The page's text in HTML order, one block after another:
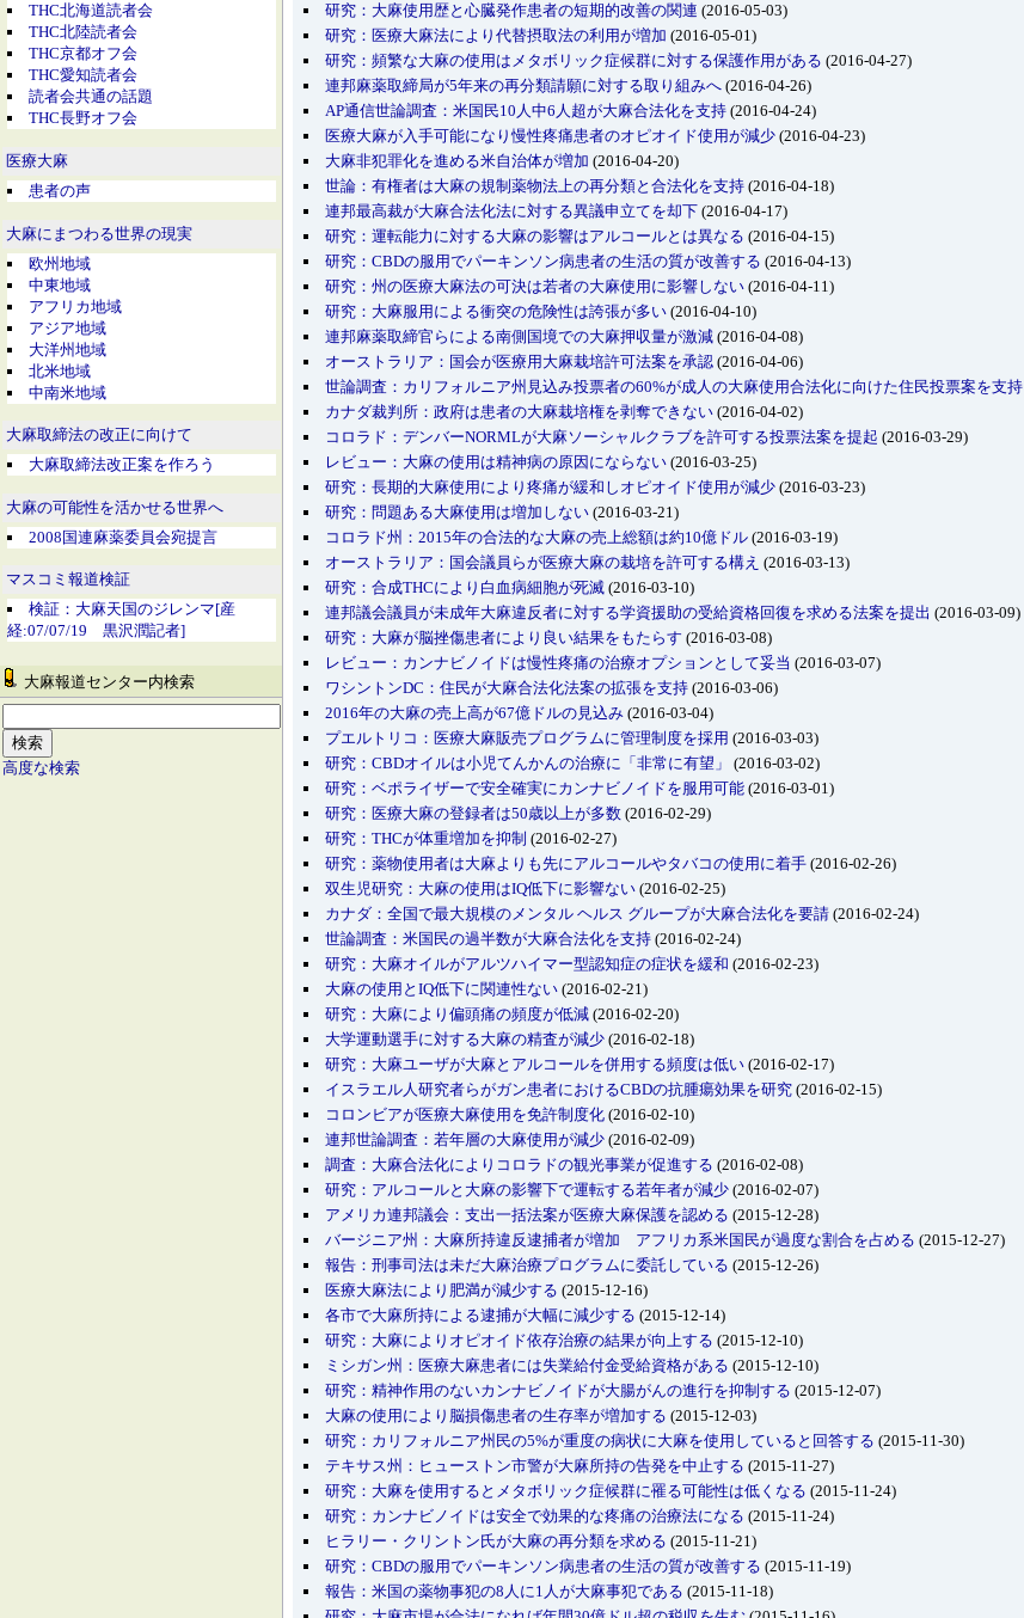
THC北海道読者会
THC北陸読者会
THC京都オフ会
THC愛知読者会
読者会共通の話題
THC長野オフ会
医療大麻
患者の声
大麻にまつわる世界の現実
欧州地域
中東地域
アフリカ地域
アジア地域
大洋州地域
北米地域
中南米地域
大麻取締法の改正に向けて
大麻取締法改正案を作ろう
大麻の可能性を活かせる世界へ
2008国連麻薬委員会宛提言
マスコミ報道検証
検証：大麻天国のジレンマ[産
経:07/07/19 黒沢潤記者]
大麻報道センター内検索
高度な検索
研究：大麻使用歴と心臓発作患者の短期的改善の関連 (2016-05-03)
研究：医療大麻法により代替摂取法の利用が増加 (2016-05-01)
研究：頻繁な大麻の使用はメタボリック症候群に対する保護作用がある (2016-04-27)
連邦麻薬取締局が5年来の再分類請願に対する取り組みへ (2016-04-26)
AP通信世論調査：米国民10人中6人超が大麻合法化を支持 (2016-04-24)
医療大麻が入手可能になり慢性疼痛患者のオピオイド使用が減少 (2016-04-23)
大麻非犯罪化を進める米自治体が増加 (2016-04-20)
世論：有権者は大麻の規制薬物法上の再分類と合法化を支持 (2016-04-18)
連邦最高裁が大麻合法化法に対する異議申立てを却下 (2016-04-17)
研究：運転能力に対する大麻の影響はアルコールとは異なる (2016-04-15)
研究：CBDの服用でパーキンソン病患者の生活の質が改善する (2016-04-13)
研究：州の医療大麻法の可決は若者の大麻使用に影響しない (2016-04-11)
研究：大麻服用による衝突の危険性は誇張が多い (2016-04-10)
連邦麻薬取締官らによる南側国境での大麻押収量が激減 (2016-04-08)
オーストラリア：国会が医療用大麻栽培許可法案を承認 (2016-04-06)
世論調査：カリフォルニア州見込み投票者の60%が成人の大麻使用合法化に向けた住民投票案を支持
カナダ裁判所：政府は患者の大麻栽培権を剥奪できない (2016-04-02)
コロラド：デンバーNORMLが大麻ソーシャルクラブを許可する投票法案を提起 (2016-03-29)
レビュー：大麻の使用は精神病の原因にならない (2016-03-25)
研究：長期的大麻使用により疼痛が緩和しオピオイド使用が減少 (2016-03-23)
研究：問題ある大麻使用は増加しない (2016-03-21)
コロラド州：2015年の合法的な大麻の売上総額は約10億ドル (2016-03-19)
オーストラリア：国会議員らが医療大麻の栽培を許可する構え (2016-03-13)
研究：合成THCにより白血病細胞が死滅 (2016-03-10)
連邦議会議員が未成年大麻違反者に対する学資援助の受給資格回復を求める法案を提出 (2016-03-09)
研究：大麻が脳挫傷患者により良い結果をもたらす (2016-03-08)
レビュー：カンナビノイドは慢性疼痛の治療オプションとして妥当 (2016-03-07)
ワシントンDC：住民が大麻合法化法案の拡張を支持 (2016-03-06)
2016年の大麻の売上高が67億ドルの見込み (2016-03-04)
プエルトリコ：医療大麻販売プログラムに管理制度を採用 (2016-03-03)
研究：CBDオイルは小児てんかんの治療に「非常に有望」
(2016-03-02)
研究：ベポライザーで安全確実にカンナビノイドを服用可能 (2016-03-01)
研究：医療大麻の登録者は50歳以上が多数 (2016-02-29)
研究：THCが体重増加を抑制 (2016-02-27)
研究：薬物使用者は大麻よりも先にアルコールやタバコの使用に着手 (2016-02-26)
双生児研究：大麻の使用はIQ低下に影響ない (2016-02-25)
カナダ：全国で最大規模のメンタル ヘルス グループが大麻合法化を要請 (2016-02-24)
世論調査：米国民の過半数が大麻合法化を支持 (2016-02-24)
研究：大麻オイルがアルツハイマー型認知症の症状を緩和 (2016-02-23)
大麻の使用とIQ低下に関連性ない (2016-02-21)
研究：大麻により偏頭痛の頻度が低減 (2016-02-20)
大学運動選手に対する大麻の精査が減少 (2016-02-18)
研究：大麻ユーザが大麻とアルコールを併用する頻度は低い (2016-02-17)
イスラエル人研究者らがガン患者におけるCBDの抗腫瘍効果を研究 (2016-02-15)
コロンビアが医療大麻使用を免許制度化 (2016-02-10)
連邦世論調査：若年層の大麻使用が減少 (2016-02-09)
調査：大麻合法化によりコロラドの観光事業が促進する (2016-02-08)
研究：アルコールと大麻の影響下で運転する若年者が減少 (2016-02-07)
アメリカ連邦議会：支出一括法案が医療大麻保護を認める (2015-12-28)
バージニア州：大麻所持違反逮捕者が増加 アフリカ系米国民が過度な割合を占める (2015-12-27)
報告：刑事司法は未だ大麻治療プログラムに委託している (2015-12-26)
医療大麻法により肥満が減少する (2015-12-16)
各市で大麻所持による逮捕が大幅に減少する (2015-12-14)
研究：大麻によりオピオイド依存治療の結果が向上する (2015-12-10)
ミシガン州：医療大麻患者には失業給付金受給資格がある (2015-12-10)
研究：精神作用のないカンナビノイドが大腸がんの進行を抑制する (2015-12-07)
大麻の使用により脳損傷患者の生存率が増加する (2015-12-03)
研究：カリフォルニア州民の5%が重度の病状に大麻を使用していると回答する (2015-11-30)
テキサス州：ヒューストン市警が大麻所持の告発を中止する (2015-11-27)
研究：大麻を使用するとメタボリック症候群に罹る可能性は低くなる (2015-11-24)
研究：カンナビノイドは安全で効果的な疼痛の治療法になる (2015-11-24)
ヒラリー・クリントン氏が大麻の再分類を求める (2015-11-21)
研究：CBDの服用でパーキンソン病患者の生活の質が改善する (2015-11-19)
報告：米国の薬物事犯の8人に1人が大麻事犯である (2015-11-18)